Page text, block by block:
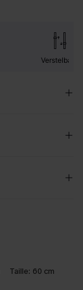
Verstelbaar
Taille: 60 cm